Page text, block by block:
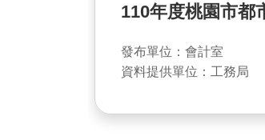
110年度桃園市都
發布單位：會計室
資料提供單位：工務局